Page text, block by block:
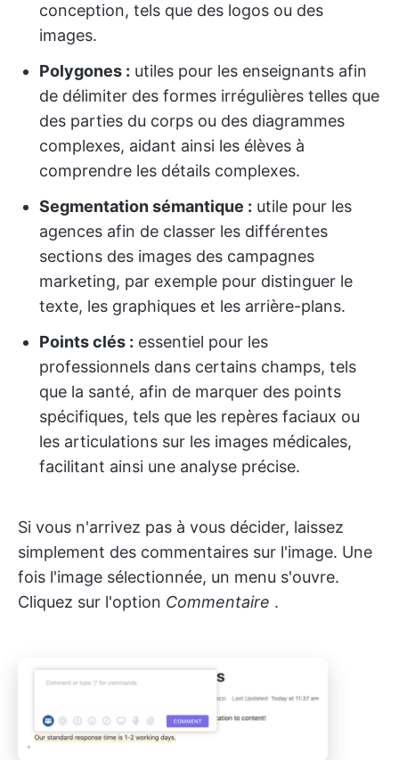
conception, tels que des logos ou des
images.
Polygones : utiles pour les enseignants afin
de délimiter des formes irrégulières telles que
des parties du corps ou des diagrammes
complexes, aidant ainsi les élèves à
comprendre les détails complexes.
Segmentation sémantique : utile pour les
agences afin de classer les différentes
sections des images des campagnes
marketing, par exemple pour distinguer le
texte, les graphiques et les arrière-plans.
Points clés : essentiel pour les
professionnels dans certains champs, tels
que la santé, afin de marquer des points
spécifiques, tels que les repères faciaux ou
les articulations sur les images médicales,
facilitant ainsi une analyse précise.
Si vous n'arrivez pas à vous décider, laissez
simplement des commentaires sur l'image. Une
fois l'image sélectionnée, un menu s'ouvre.
Cliquez sur l'option Commentaire .